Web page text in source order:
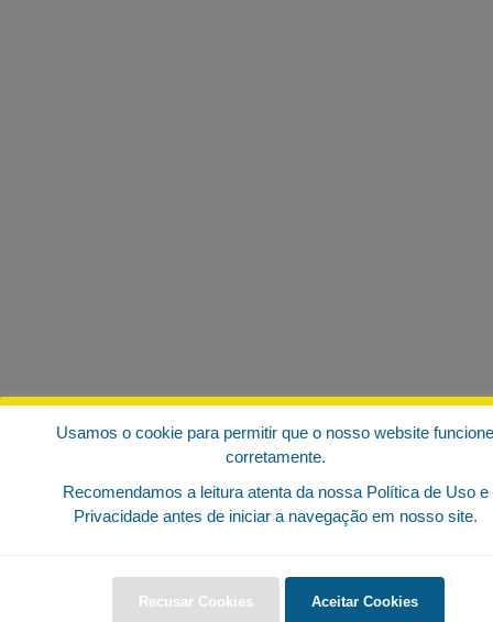
Usamos o cookie para permitir que o nosso website funcione
corretamente.
Recomendamos a leitura atenta da nossa Política de Uso e
Privacidade antes de iniciar a navegação em nosso site.
Recusar Cookies Aceitar Cookies